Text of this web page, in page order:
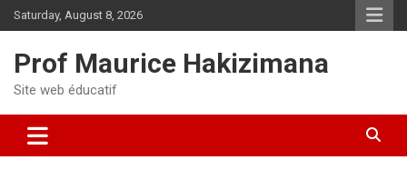
Skip
to
Saturday, August 8, 2026
Prof Maurice Hakizimana
Site web éducatif